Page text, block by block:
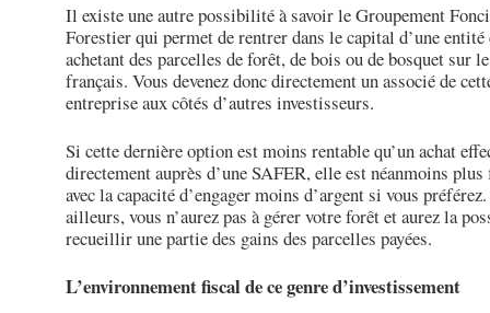
Il existe une autre possibilité à savoir le Groupement
Forestier qui permet de rentrer dans le capital d’une
achetant des parcelles de forêt, de bois ou de bosquet sur
français. Vous devenez donc directement un associé de
entreprise aux côtés d’autres investisseurs.
Si cette dernière option est moins rentable qu’un achat
directement auprès d’une SAFER, elle est néanmoins
avec la capacité d’engager moins d’argent si vous
ailleurs, vous n’aurez pas à gérer votre forêt et aurez la
recueillir une partie des gains des parcelles payées.
L’environnement fiscal de ce genre d’investissement